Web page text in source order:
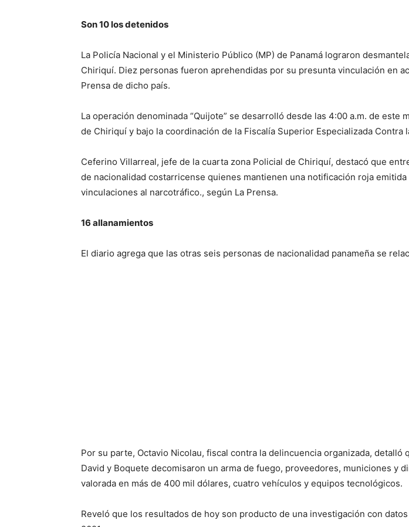
Son 10 los detenidos
La Policía Nacional y el Ministerio Público (MP) de Panamá lograron
Chiriquí. Diez personas fueron aprehendidas por su presunta vinculación en
Prensa de dicho país.
La operación denominada “Quijote” se desarrolló desde las 4:00 a.m. de
de Chiriquí y bajo la coordinación de la Fiscalía Superior Especializada Contra
Ceferino Villarreal, jefe de la cuarta zona Policial de Chiriquí, destacó que
de nacionalidad costarricense quienes mantienen una notificación roja
vinculaciones al narcotráfico., según La Prensa.
16 allanamientos
El diario agrega que las otras seis personas de nacionalidad panameña se
Por su parte, Octavio Nicolau, fiscal contra la delincuencia organizada,
David y Boquete decomisaron un arma de fuego, proveedores, municiones y
valorada en más de 400 mil dólares, cuatro vehículos y equipos tecnológicos.
Reveló que los resultados de hoy son producto de una investigación con